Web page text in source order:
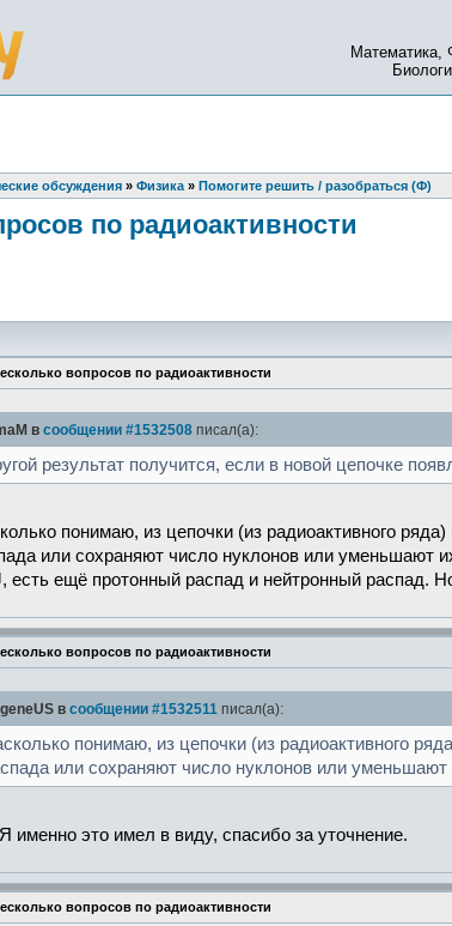
Математика,
обсуждения » Физика » Помогите решить / разобраться (Ф)
по радиоактивности
вопросов по радиоактивности
в сообщении #1532508 писал(а):
результат получится, если в новой цепочке
понимаю, из цепочки (из радиоактивного
или сохраняют число нуклонов или уменьшают
есть ещё протонный распад и нейтронный распад.
вопросов по радиоактивности
в сообщении #1532511 писал(а):
понимаю, из цепочки (из радиоактивного
или сохраняют число нуклонов или
именно это имел в виду, спасибо за уточнение.
вопросов по радиоактивности